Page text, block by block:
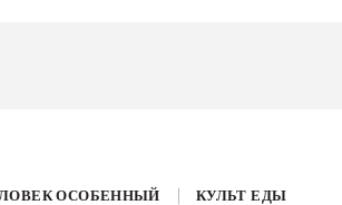
ОСОБЕННЫЙ КУЛЬТ ЕДЫ